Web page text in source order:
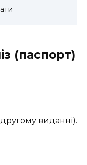
(паспорт)
другому виданні).